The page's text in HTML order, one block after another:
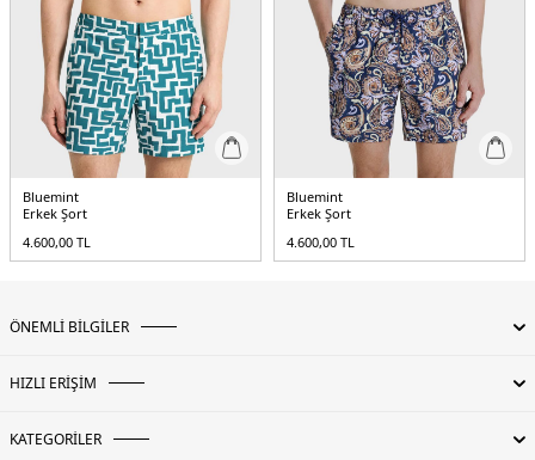
Bluemint
Erkek Şort
4.600,00 TL
Bluemint
Erkek Şort
4.600,00 TL
ÖNEMLİ BİLGİLER
HIZLI ERİŞİM
KATEGORİLER